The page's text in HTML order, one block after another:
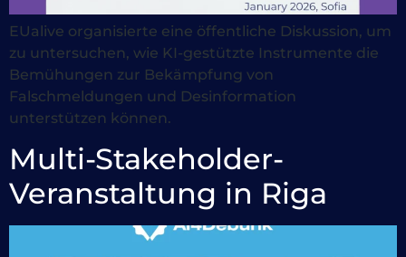
EUalive organisierte eine öffentliche Diskussion, um
zu untersuchen, wie KI-gestützte Instrumente die
Bemühungen zur Bekämpfung von
Falschmeldungen und Desinformation
unterstützen können.
Multi-Stakeholder-
Veranstaltung in Riga